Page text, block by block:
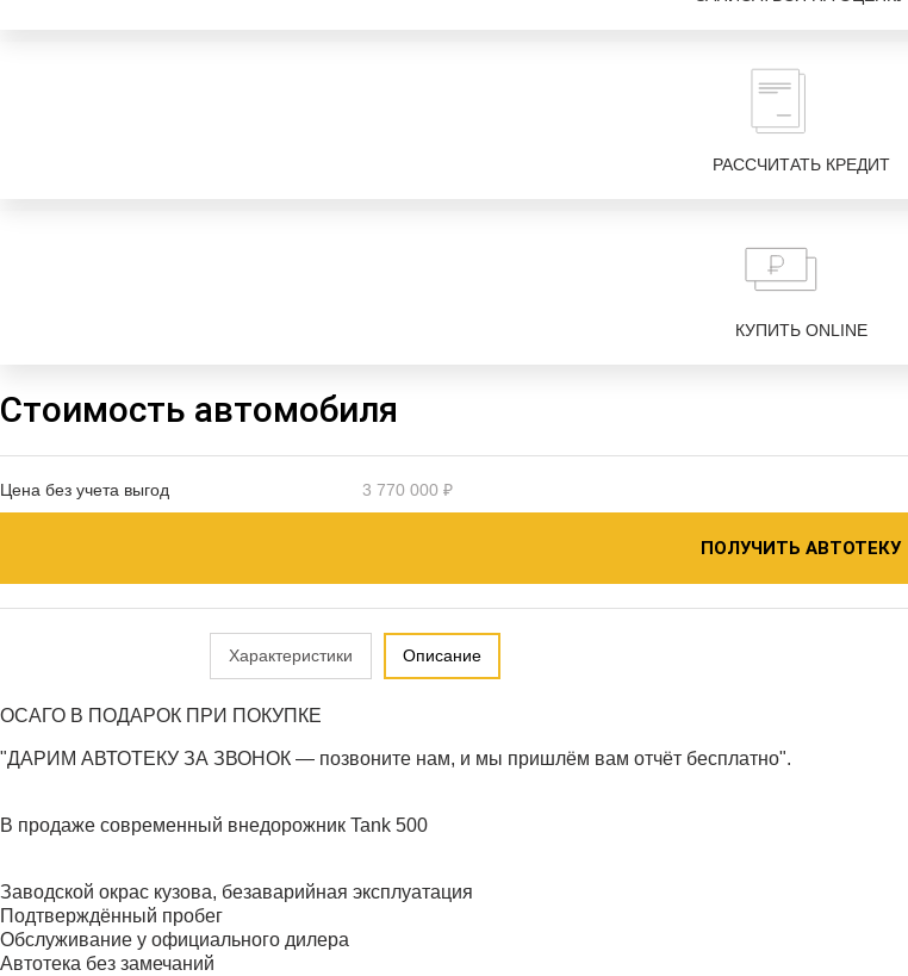
РАССЧИТАТЬ КРЕДИТ
КУПИТЬ ONLINE
Стоимость автомобиля
Цена без учета выгод 3 770 000 ₽
ПОЛУЧИТЬ АВТОТЕКУ
Характеристики Описание
ОСАГО В ПОДАРОК ПРИ ПОКУПКЕ
"ДАРИМ АВТОТЕКУ ЗА ЗВОНОК — позвоните нам, и мы пришлём вам отчёт бесплатно".
В продаже современный внедорожник Tank 500
Заводской окрас кузова, безаварийная эксплуатация
Подтверждённый пробег
Обслуживание у официального дилера
Автотека без замечаний